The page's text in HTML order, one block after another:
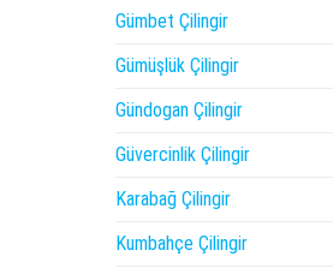
Gümbet Çilingir
Gümüşlük Çilingir
Gündogan Çilingir
Güvercinlik Çilingir
Karabağ Çilingir
Kumbahçe Çilingir